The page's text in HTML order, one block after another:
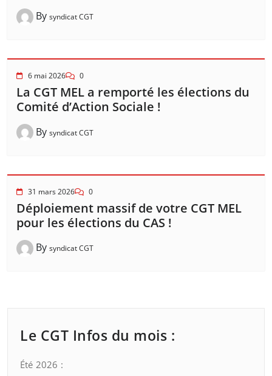
By syndicat CGT
6 mai 2026 0
La CGT MEL a remporté les élections du
Comité d’Action Sociale !
By syndicat CGT
31 mars 2026 0
Déploiement massif de votre CGT MEL
pour les élections du CAS !
By syndicat CGT
Le CGT Infos du mois :
Été 2026 :